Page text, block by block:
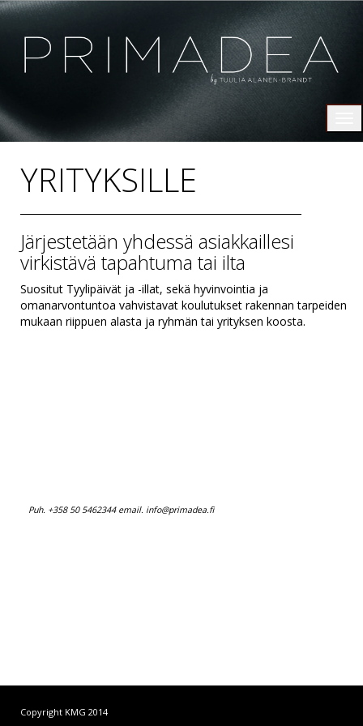
YRITYKSILLE
Järjestetään yhdessä asiakkaillesi
virkistävä tapahtuma tai ilta
Suositut Tyylipäivät ja -illat, sekä hyvinvointia ja
omanarvontuntoa vahvistavat koulutukset rakennan tarpeiden
mukaan riippuen alasta ja ryhmän tai yrityksen koosta.
Puh. +358 50 5462344 email. info@primadea.fi
Copyright KMG 2014